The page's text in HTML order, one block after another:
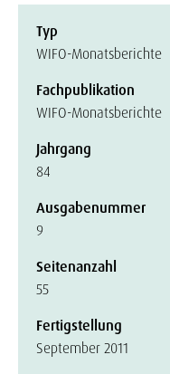
Typ
WIFO-Monatsberichte
Fachpublikation
WIFO-Monatsberichte
Jahrgang
84
Ausgabenummer
9
Seitenanzahl
55
Fertigstellung
September 2011